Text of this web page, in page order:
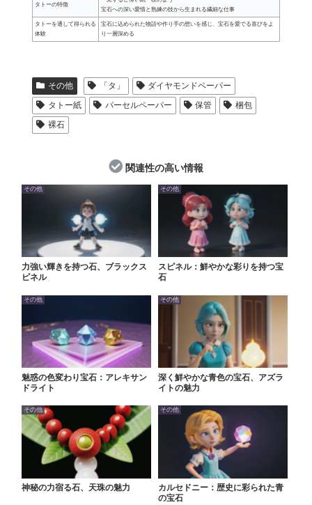
タトーの特徴
宝石への深い愛情と熟練の技から生まれる繊細な仕事
タトーを通して得られる
体験
宝石に込められた物語や作り手の想いを感じ、宝石を愛でる喜びをよ
り一層深める
その他 「タ」
ダイヤモンドペーパー
タトー紙
パーセルペーパー 保管
梱包
裸石
関連性の高い情報
その他
力強い輝きを持つ石、ブラックス
ピネル
その他
スピネル：鮮やかな彩りを持つ宝
石
その他
魅惑の色変わり宝石：アレキサン
ドライト
その他
深く鮮やかな青色の宝石、アズラ
イトの魅力
その他
神秘の力宿る石、天珠の魅力
その他
カルセドニー：歴史に彩られた青
の宝石